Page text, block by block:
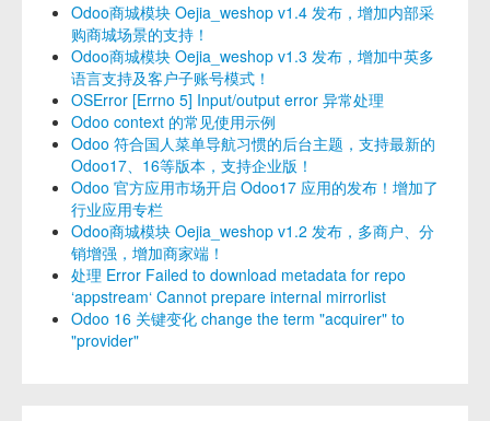
Odoo商城模块 Oejia_weshop v1.4 发布，增加内部采
购商城场景的支持！
Odoo商城模块 Oejia_weshop v1.3 发布，增加中英多
语言支持及客户子账号模式！
OSError [Errno 5] Input/output error 异常处理
Odoo context 的常见使用示例
Odoo 符合国人菜单导航习惯的后台主题，支持最新的
Odoo17、16等版本，支持企业版！
Odoo 官方应用市场开启 Odoo17 应用的发布！增加了
行业应用专栏
Odoo商城模块 Oejia_weshop v1.2 发布，多商户、分
销增强，增加商家端！
处理 Error Failed to download metadata for repo
‘appstream‘ Cannot prepare internal mirrorlist
Odoo 16 关键变化 change the term "acquirer" to
"provider"